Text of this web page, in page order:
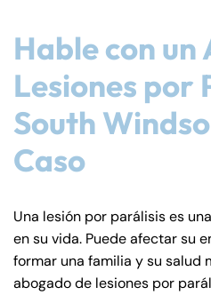
Hable con un
Lesiones por
South
Caso
Una lesión por parálisis es
en su vida. Puede afectar su
formar una familia y su salud
abogado de lesiones por